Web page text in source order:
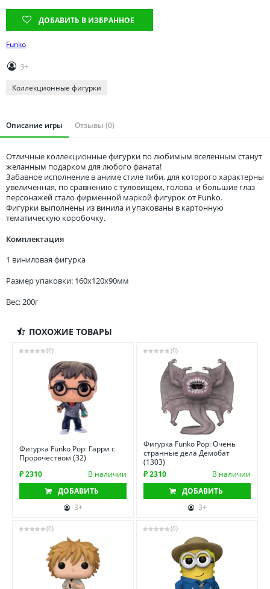
Томская область
Тюменская область
ДОБАВИТЬ В ИЗБРАННОЕ
Funko
3+
Коллекционные фигурки
Описание игры Отзывы (0)
Отличные коллекционные фигурки по любимым вселенным станут
желанным подарком для любого фаната!
Забавное исполнение в аниме стиле тиби, для которого характерны
увеличенная, по сравнению с туловищем, голова и большие глаз
персонажей стало фирменной маркой фигурок от Funko.
Фигурки выполнены из винила и упакованы в картонную
тематическую коробочку.
Комплектация
1 виниловая фигурка
Размер упаковки: 160x120x90мм
Вес: 200г
ПОХОЖИЕ ТОВАРЫ
(0)
Фигурка Funko Pop: Гарри с
Пророчеством (32)
₽ 2310
В наличии
ДОБАВИТЬ
3+
(0)
Фигурка Funko Pop: Очень
странные дела Демобат
(1303)
₽ 2310
В наличии
ДОБАВИТЬ
3+
(0) (0)